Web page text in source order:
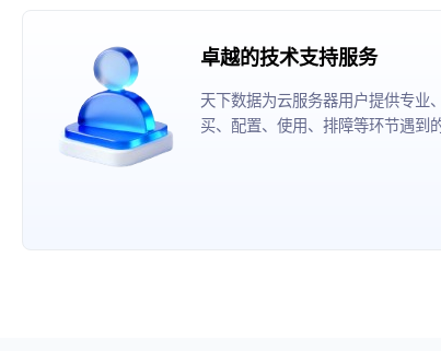
卓越的技术支持服务
天下数据为云服务器用户提供专业
买、配置、使用、排障等环节遇到